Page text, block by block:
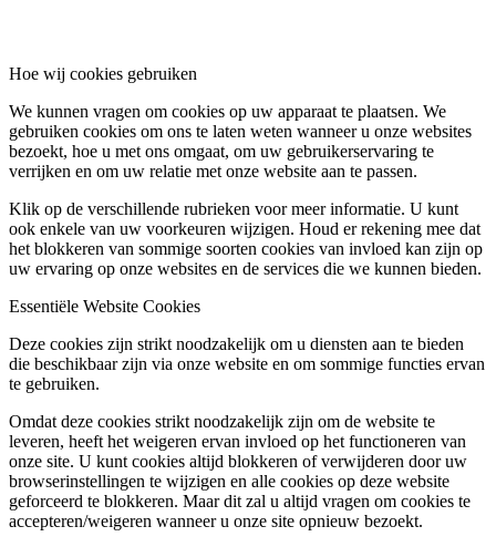
Hoe wij cookies gebruiken
We kunnen vragen om cookies op uw apparaat te plaatsen. We
gebruiken cookies om ons te laten weten wanneer u onze websites
bezoekt, hoe u met ons omgaat, om uw gebruikerservaring te
verrijken en om uw relatie met onze website aan te passen.
Klik op de verschillende rubrieken voor meer informatie. U kunt
ook enkele van uw voorkeuren wijzigen. Houd er rekening mee dat
het blokkeren van sommige soorten cookies van invloed kan zijn op
uw ervaring op onze websites en de services die we kunnen bieden.
Essentiële Website Cookies
Deze cookies zijn strikt noodzakelijk om u diensten aan te bieden
die beschikbaar zijn via onze website en om sommige functies ervan
te gebruiken.
Omdat deze cookies strikt noodzakelijk zijn om de website te
leveren, heeft het weigeren ervan invloed op het functioneren van
onze site. U kunt cookies altijd blokkeren of verwijderen door uw
browserinstellingen te wijzigen en alle cookies op deze website
geforceerd te blokkeren. Maar dit zal u altijd vragen om cookies te
accepteren/weigeren wanneer u onze site opnieuw bezoekt.